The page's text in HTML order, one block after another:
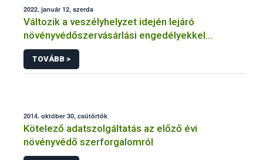
2022. január 12, szerda
Változik a veszélyhelyzet idején lejáró
növényvédőszervásárlási engedélyekkel
kapcsolatos szabályozás
TOVÁBB >
2014. október 30, csütörtök
Kötelező adatszolgáltatás az előző évi
növényvédő szerforgalomról